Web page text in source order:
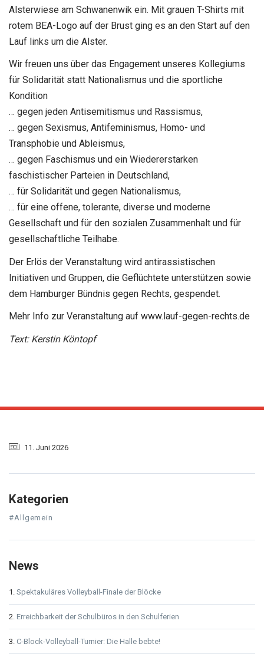
Alsterwiese am Schwanenwik ein. Mit grauen T-Shirts mit
rotem BEA-Logo auf der Brust ging es an den Start auf den
Lauf links um die Alster.
Wir freuen uns über das Engagement unseres Kollegiums
für Solidarität statt Nationalismus und die sportliche
Kondition
… gegen jeden Antisemitismus und Rassismus,
… gegen Sexismus, Antifeminismus, Homo- und
Transphobie und Ableismus,
… gegen Faschismus und ein Wiedererstarken
faschistischer Parteien in Deutschland,
… für Solidarität und gegen Nationalismus,
… für eine offene, tolerante, diverse und moderne
Gesellschaft und für den sozialen Zusammenhalt und für
gesellschaftliche Teilhabe.
Der Erlös der Veranstaltung wird antirassistischen
Initiativen und Gruppen, die Geflüchtete unterstützen sowie
dem Hamburger Bündnis gegen Rechts, gespendet.
Mehr Info zur Veranstaltung auf www.lauf-gegen-rechts.de
Text: Kerstin Köntopf
11. Juni 2026
Kategorien
#Allgemein
News
Spektakuläres Volleyball-Finale der Blöcke
Erreichbarkeit der Schulbüros in den Schulferien
C-Block-Volleyball-Turnier: Die Halle bebte!